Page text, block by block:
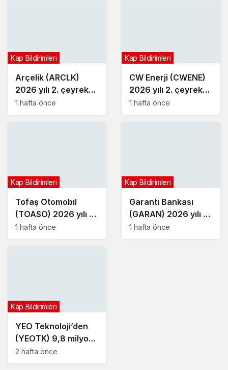
Arçelik (ARCLK)
2026 yılı 2. çeyrek
bilançosunu açıkladı
Kap Bildirimleri
1 hafta önce
CW Enerji (CWENE)
2026 yılı 2. çeyrek
bilançosunu açıkladı
Kap Bildirimleri
1 hafta önce
Tofaş Otomobil
(TOASO) 2026 yılı 2.
çeyrek bilançosunu
Kap Bildirimleri
1 hafta önce
Garanti Bankası
(GARAN) 2026 yılı 2.
çeyrek bilançosunu
Kap Bildirimleri
1 hafta önce
YEO Teknoloji’den
(YEOTK) 9,8 milyon
dolarlık sözleşme
Kap Bildirimleri
2 hafta önce